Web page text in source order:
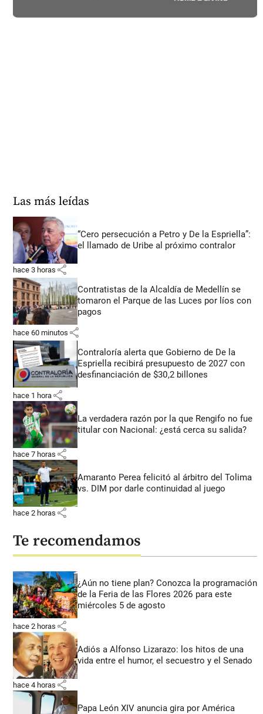
Las más leídas
“Cero persecución a Petro y De la Espriella”:
el llamado de Uribe al próximo contralor
hace 3 horas share
Contratistas de la Alcaldía de Medellín se
tomaron el Parque de las Luces por líos con
pagos
hace 60 minutos share
Contraloría alerta que Gobierno de De la
Espriella recibirá presupuesto de 2027 con
desfinanciación de $30,2 billones
hace 1 hora share
La verdadera razón por la que Rengifo no fue
titular con Nacional: ¿está cerca su salida?
hace 7 horas share
Amaranto Perea felicitó al árbitro del Tolima
vs. DIM por darle continuidad al juego
hace 2 horas share
Te recomendamos
¿Aún no tiene plan? Conozca la programación
de la Feria de las Flores 2026 para este
miércoles 5 de agosto
hace 2 horas share
Adiós a Alfonso Lizarazo: los hitos de una
vida entre el humor, el secuestro y el Senado
hace 4 horas share
Papa León XIV anuncia gira por América